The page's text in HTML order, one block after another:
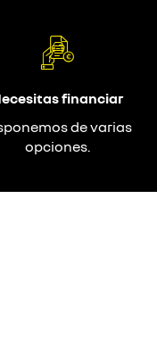
financiar
de varias
opciones.